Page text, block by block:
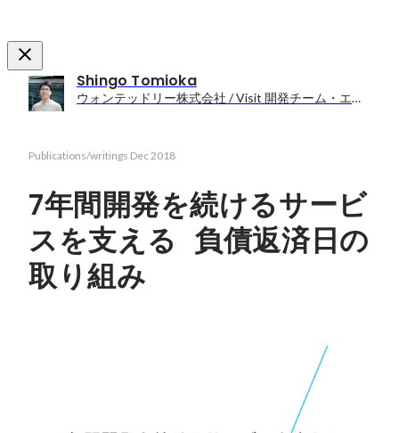
Shingo Tomioka
ウォンテッドリー株式会社 / Visit 開発チーム・エンジニア
Publications/writings Dec 2018
7年間開発を続けるサービ
スを支える 負債返済日の
取り組み